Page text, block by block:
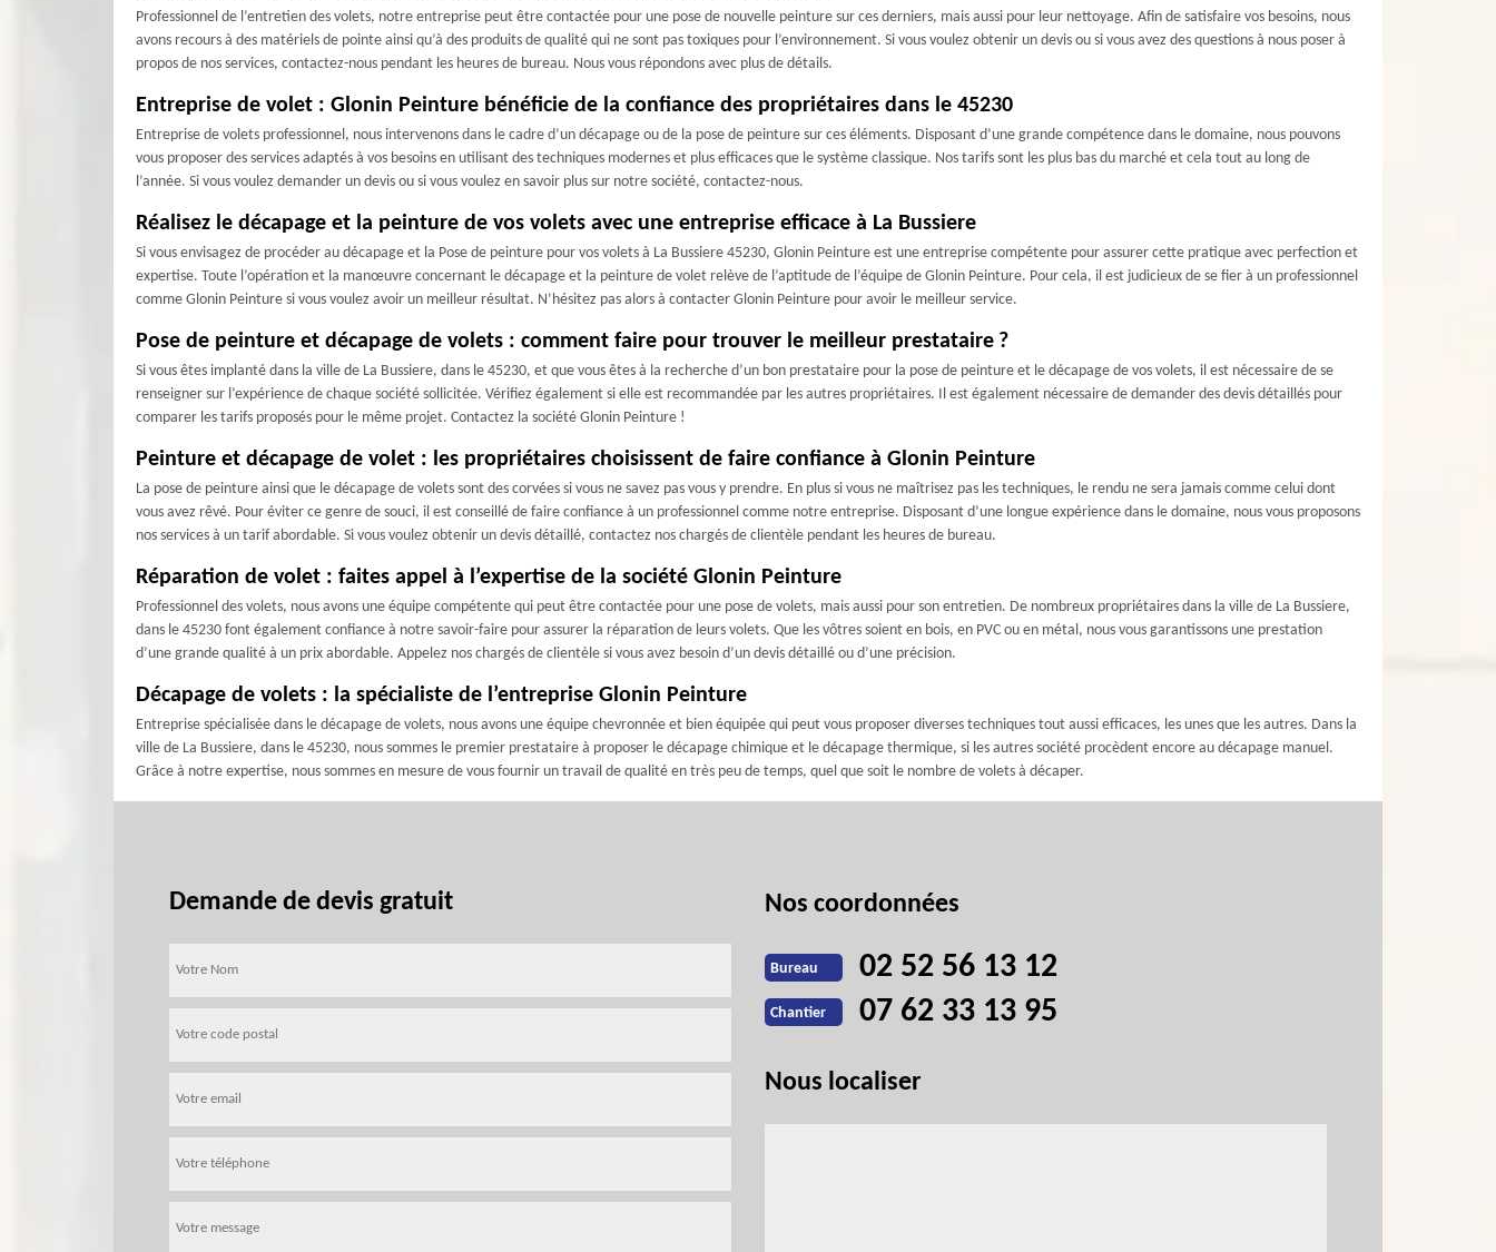
Professionnel de l’entretien des volets, notre entreprise peut être contactée pour une pose de nouvelle peinture sur ces derniers, mais aussi pour leur nettoyage. Afin de satisfaire vos besoins, nous
avons recours à des matériels de pointe ainsi qu’à des produits de qualité qui ne sont pas toxiques pour l’environnement. Si vous voulez obtenir un devis ou si vous avez des questions à nous poser à
propos de nos services, contactez-nous pendant les heures de bureau. Nous vous répondons avec plus de détails.
Entreprise de volet : Glonin Peinture bénéficie de la confiance des propriétaires dans le 45230
Entreprise de volets professionnel, nous intervenons dans le cadre d’un décapage ou de la pose de peinture sur ces éléments. Disposant d’une grande compétence dans le domaine, nous pouvons
vous proposer des services adaptés à vos besoins en utilisant des techniques modernes et plus efficaces que le système classique. Nos tarifs sont les plus bas du marché et cela tout au long de
l’année. Si vous voulez demander un devis ou si vous voulez en savoir plus sur notre société, contactez-nous.
Réalisez le décapage et la peinture de vos volets avec une entreprise efficace à La Bussiere
Si vous envisagez de procéder au décapage et la Pose de peinture pour vos volets à La Bussiere 45230, Glonin Peinture est une entreprise compétente pour assurer cette pratique avec perfection et
expertise. Toute l’opération et la manœuvre concernant le décapage et la peinture de volet relève de l’aptitude de l’équipe de Glonin Peinture. Pour cela, il est judicieux de se fier à un professionnel
comme Glonin Peinture si vous voulez avoir un meilleur résultat. N’hésitez pas alors à contacter Glonin Peinture pour avoir le meilleur service.
Pose de peinture et décapage de volets : comment faire pour trouver le meilleur prestataire ?
Si vous êtes implanté dans la ville de La Bussiere, dans le 45230, et que vous êtes à la recherche d’un bon prestataire pour la pose de peinture et le décapage de vos volets, il est nécessaire de se
renseigner sur l’expérience de chaque société sollicitée. Vérifiez également si elle est recommandée par les autres propriétaires. Il est également nécessaire de demander des devis détaillés pour
comparer les tarifs proposés pour le même projet. Contactez la société Glonin Peinture !
Peinture et décapage de volet : les propriétaires choisissent de faire confiance à Glonin Peinture
La pose de peinture ainsi que le décapage de volets sont des corvées si vous ne savez pas vous y prendre. En plus si vous ne maîtrisez pas les techniques, le rendu ne sera jamais comme celui dont
vous avez rêvé. Pour éviter ce genre de souci, il est conseillé de faire confiance à un professionnel comme notre entreprise. Disposant d’une longue expérience dans le domaine, nous vous proposons
nos services à un tarif abordable. Si vous voulez obtenir un devis détaillé, contactez nos chargés de clientèle pendant les heures de bureau.
Réparation de volet : faites appel à l’expertise de la société Glonin Peinture
Professionnel des volets, nous avons une équipe compétente qui peut être contactée pour une pose de volets, mais aussi pour son entretien. De nombreux propriétaires dans la ville de La Bussiere,
dans le 45230 font également confiance à notre savoir-faire pour assurer la réparation de leurs volets. Que les vôtres soient en bois, en PVC ou en métal, nous vous garantissons une prestation
d’une grande qualité à un prix abordable. Appelez nos chargés de clientèle si vous avez besoin d’un devis détaillé ou d’une précision.
Décapage de volets : la spécialiste de l’entreprise Glonin Peinture
Entreprise spécialisée dans le décapage de volets, nous avons une équipe chevronnée et bien équipée qui peut vous proposer diverses techniques tout aussi efficaces, les unes que les autres. Dans la
ville de La Bussiere, dans le 45230, nous sommes le premier prestataire à proposer le décapage chimique et le décapage thermique, si les autres société procèdent encore au décapage manuel.
Grâce à notre expertise, nous sommes en mesure de vous fournir un travail de qualité en très peu de temps, quel que soit le nombre de volets à décaper.
Demande de devis gratuit Nos coordonnées
Bureau 02 52 56 13 12
Chantier 07 62 33 13 95
Nous localiser